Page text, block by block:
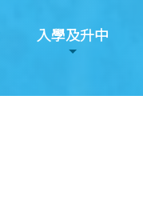
入學及升中